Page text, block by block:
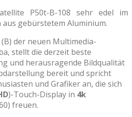
P50t-B-108 sehr edel im
gebürstetem Aluminium.
der neuen Multimedia-
stellt die derzeit beste
und herausragende Bildqualität
bereit und spricht
und Grafiker an, die sich
)-Touch-Display in 4k
freuen.